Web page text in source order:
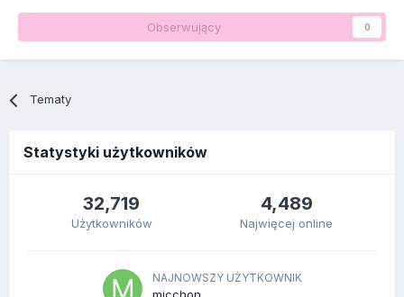
Obserwujący 0
Tematy
Statystyki użytkowników
32,719
Użytkowników
4,489
Najwięcej online
NAJNOWSZY UŻYTKOWNIK